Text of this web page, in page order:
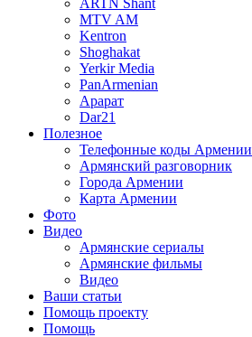
ARTN Shant
MTV AM
Kentron
Shoghakat
Yerkir Media
PanArmenian
Арарат
Dar21
Полезное
Телефонные коды Армении
Армянский разговорник
Города Армении
Карта Армении
Фото
Видео
Армянские сериалы
Армянские фильмы
Видео
Ваши статьи
Помощь проекту
Помощь